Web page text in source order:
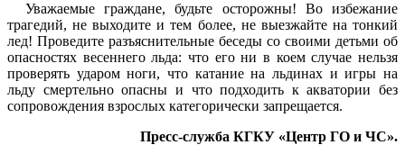
Уважаемые граждане, будьте осторожны! Во избежание
трагедий, не выходите и тем более, не выезжайте на тонкий
лед! Проведите разъяснительные беседы со своими детьми об
опасностях весеннего льда: что его ни в коем случае нельзя
проверять ударом ноги, что катание на льдинах и игры на
льду смертельно опасны и что подходить к акватории без
сопровождения взрослых категорически запрещается.
Пресс-служба КГКУ «Центр ГО и ЧС».